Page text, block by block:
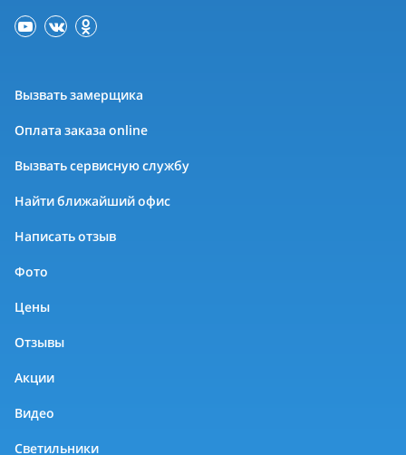
Вызвать замерщика
Оплата заказа online
Вызвать сервисную службу
Найти ближайший офис
Написать отзыв
Фото
Цены
Отзывы
Акции
Видео
Светильники